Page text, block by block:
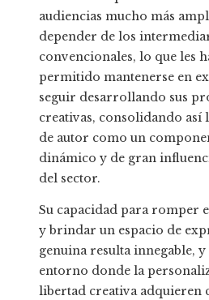
audiencias mucho más
depender de los
convencionales, lo que les
permitido mantenerse en
seguir desarrollando sus
creativas, consolidando así
de autor como un
dinámico y de gran
del sector.
Su capacidad para romper
y brindar un espacio de
genuina resulta innegable, y
entorno donde la
libertad creativa adquieren